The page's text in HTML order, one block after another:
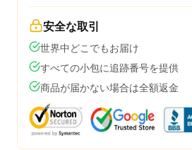
安全な取引
世界中どこでもお届け
すべての小包に追跡番号を提供
商品が届かない場合は全額返金